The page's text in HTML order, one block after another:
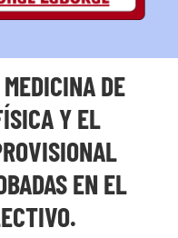
DE
Y EL
EN EL